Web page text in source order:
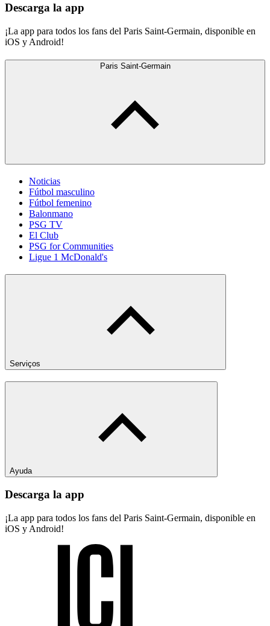
Descarga la app
¡La app para todos los fans del Paris Saint-Germain, disponible en
iOS y Android!
Paris Saint-Germain
Noticias
Fútbol masculino
Fútbol femenino
Balonmano
PSG TV
El Club
PSG for Communities
Ligue 1 McDonald's
Serviços
Ayuda
Descarga la app
¡La app para todos los fans del Paris Saint-Germain, disponible en
iOS y Android!